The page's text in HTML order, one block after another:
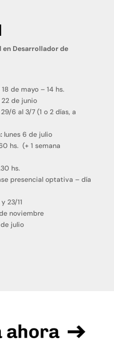
Desarrollador de
18 de mayo – 14 hs.
22 de junio
6 al 3/7 (1 o 2 días, a
lunes 6 de julio
hs. (+ 1 semana
hs.
presencial optativa – día
23/11
noviembre
julio